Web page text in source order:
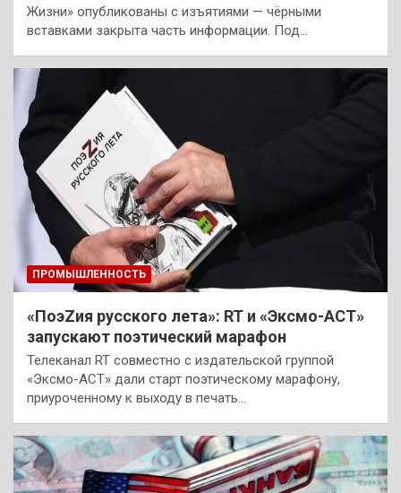
Жизни» опубликованы с изъятиями — чёрными
вставками закрыта часть информации. Под…
ПРОМЫШЛЕННОСТЬ
«ПоэZия русского лета»: RT и «Эксмо-АСТ»
запускают поэтический марафон
Телеканал RT совместно с издательской группой
«Эксмо-АСТ» дали старт поэтическому марафону,
приуроченному к выходу в печать…